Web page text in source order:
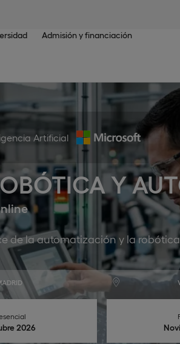
Admisión y financiación
Artificial
Y
de la automatización y la
2026